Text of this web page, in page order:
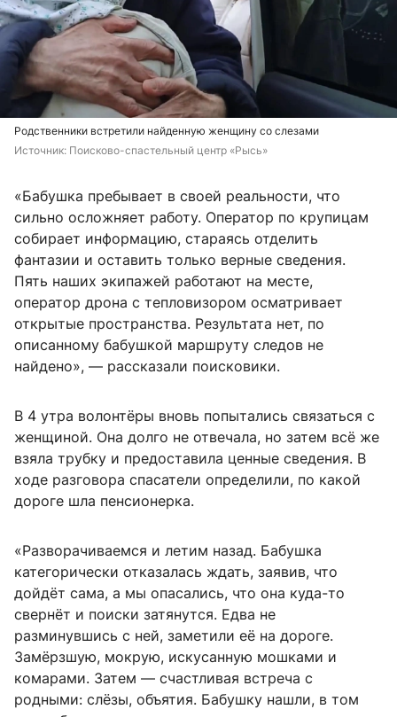
Родственники встретили найденную женщину со слезами
Источник: Поисково-спастельный центр «Рысь»
«Бабушка пребывает в своей реальности, что
сильно осложняет работу. Оператор по крупицам
собирает информацию, стараясь отделить
фантазии и оставить только верные сведения.
Пять наших экипажей работают на месте,
оператор дрона с тепловизором осматривает
открытые пространства. Результата нет, по
описанному бабушкой маршруту следов не
найдено», — рассказали поисковики.
В 4 утра волонтёры вновь попытались связаться с
женщиной. Она долго не отвечала, но затем всё же
взяла трубку и предоставила ценные сведения. В
ходе разговора спасатели определили, по какой
дороге шла пенсионерка.
«Разворачиваемся и летим назад. Бабушка
категорически отказалась ждать, заявив, что
дойдёт сама, а мы опасались, что она куда-то
свернёт и поиски затянутся. Едва не
разминувшись с ней, заметили её на дороге.
Замёрзшую, мокрую, искусанную мошками и
комарами. Затем — счастливая встреча с
родными: слёзы, объятия. Бабушку нашли, в том